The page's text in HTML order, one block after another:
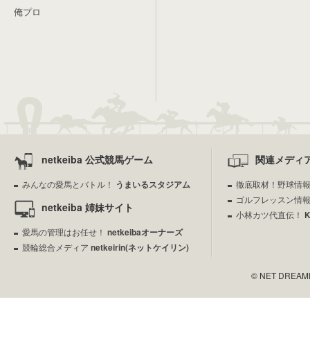
俺プロ
netkeiba 公式競馬ゲーム
みんなの愛馬とバトル！ うまいるスタジアム
netkeiba 姉妹サイト
愛馬の管理はお任せ！ netkeibaオーナーズ
競輪総合メディア netkeirin(ネットケイリン)
関連メディ
徹底取材！野球情
ゴルフレッスン情
小林カツ代直伝！
© NET